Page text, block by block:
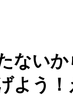
ない
よう